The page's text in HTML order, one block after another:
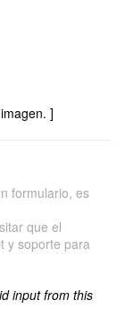
]
formulario, es
que el
y soporte para
input from this